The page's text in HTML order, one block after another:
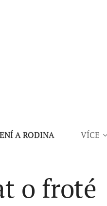
A RODINA VÍCE
o froté